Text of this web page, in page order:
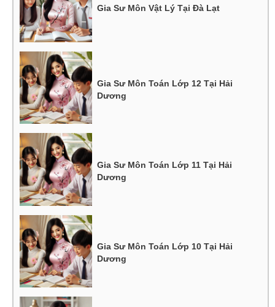
Gia Sư Môn Vật Lý Tại Đà Lạt
Gia Sư Môn Toán Lớp 12 Tại Hải
Dương
Gia Sư Môn Toán Lớp 11 Tại Hải
Dương
Gia Sư Môn Toán Lớp 10 Tại Hải
Dương